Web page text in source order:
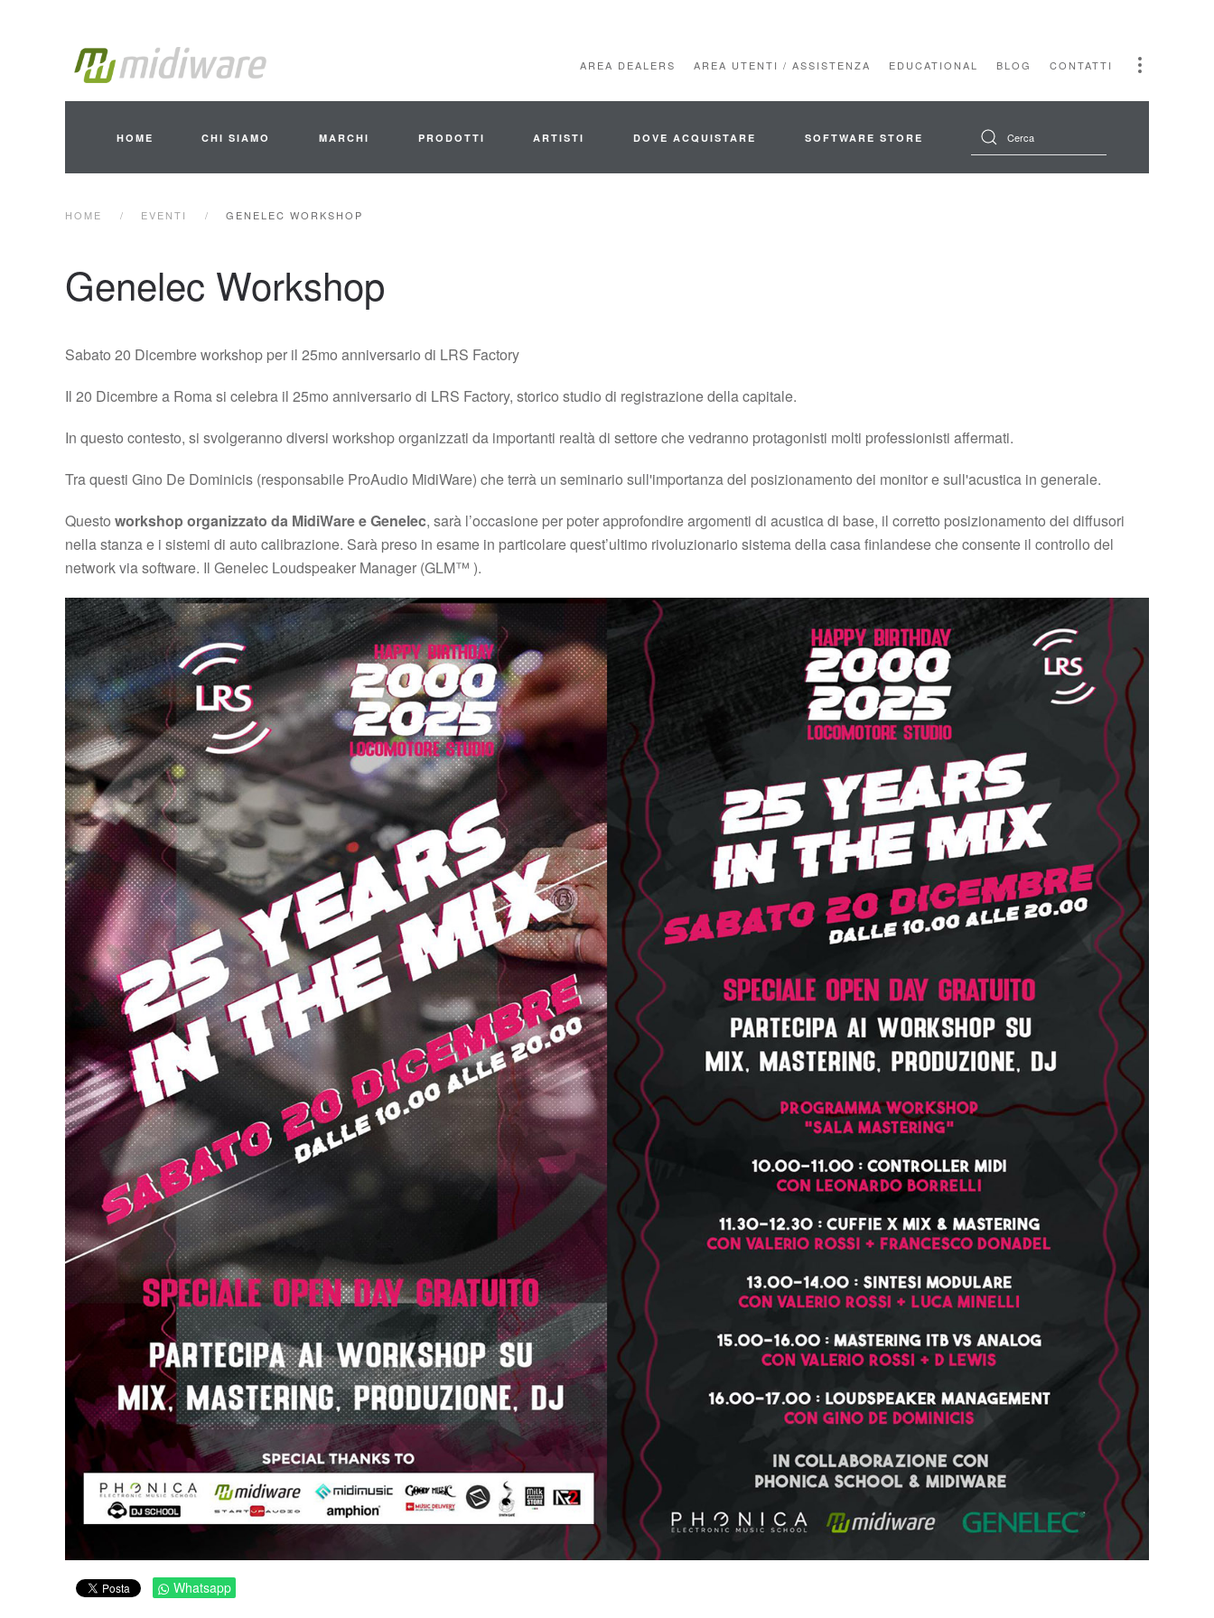
AREA DEALERS AREA UTENTI / ASSISTENZA EDUCATIONAL BLOG CONTATTI
HOME CHI SIAMO MARCHI PRODOTTI ARTISTI DOVE ACQUISTARE SOFTWARE STORE
HOME EVENTI GENELEC WORKSHOP
Genelec Workshop
Sabato 20 Dicembre workshop per il 25mo anniversario di LRS Factory
Il 20 Dicembre a Roma si celebra il 25mo anniversario di LRS Factory, storico studio di registrazione della capitale.
In questo contesto, si svolgeranno diversi workshop organizzati da importanti realtà di settore che vedranno protagonisti molti professionisti affermati.
Tra questi Gino De Dominicis (responsabile ProAudio MidiWare) che terrà un seminario sull'importanza del posizionamento dei monitor e sull'acustica in generale.
Questo workshop organizzato da MidiWare e Genelec, sarà l’occasione per poter approfondire argomenti di acustica di base, il corretto posizionamento dei diffusori
nella stanza e i sistemi di auto calibrazione. Sarà preso in esame in particolare quest’ultimo rivoluzionario sistema della casa finlandese che consente il controllo del
network via software. Il Genelec Loudspeaker Manager (GLM™ ).
Whatsapp